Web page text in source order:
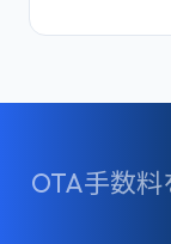
OTA手数